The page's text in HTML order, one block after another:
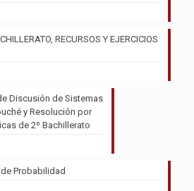
RECURSOS Y EJERCICIOS
Discusión de Sistemas
y Resolución por
de 2º Bachillerato
Probabilidad